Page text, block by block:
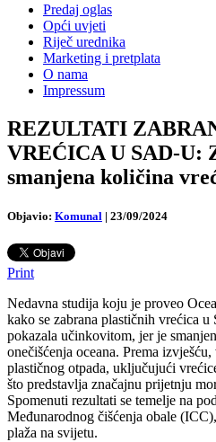
Predaj oglas
Opći uvjeti
Riječ urednika
Marketing i pretplata
O nama
Impressum
REZULTATI
VREĆICA U SAD-U:
smanjena količina
Objavio: Komunal | 23/09/2024
Print
Nedavna studija koju je proveo
kako se zabrana plastičnih vrećica
pokazala učinkovitom, jer je
onečišćenja oceana. Prema
plastičnog otpada, uključujući
što predstavlja značajnu prijetnju
Spomenuti rezultati se temelje na
Međunarodnog čišćenja obale
plaža na svijetu.